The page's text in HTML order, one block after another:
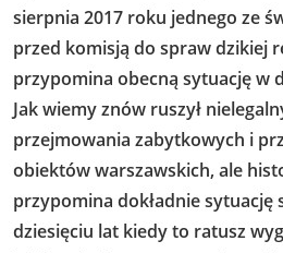
sierpnia 2017 roku jednego ze
przed komisją do spraw dzikiej
przypomina obecną sytuację w
Jak wiemy znów ruszył
przejmowania zabytkowych i
obiektów warszawskich, ale
przypomina dokładnie sytuację
dziesięciu lat kiedy to ratusz